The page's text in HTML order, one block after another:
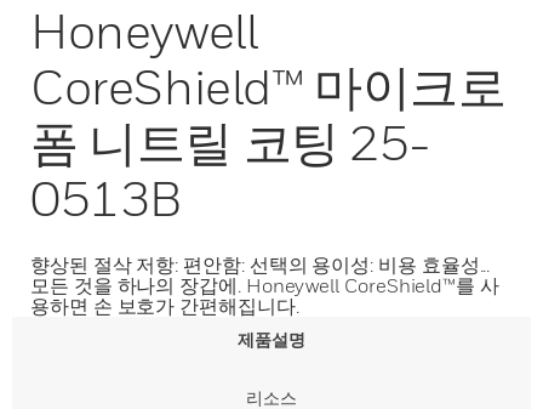
Honeywell
CoreShield™ 마이크로
폼 니트릴 코팅 25-
0513B
향상된 절삭 저항: 편안함: 선택의 용이성: 비용 효율성...
모든 것을 하나의 장갑에. Honeywell CoreShield™를 사
용하면 손 보호가 간편해집니다.
제품설명
리소스